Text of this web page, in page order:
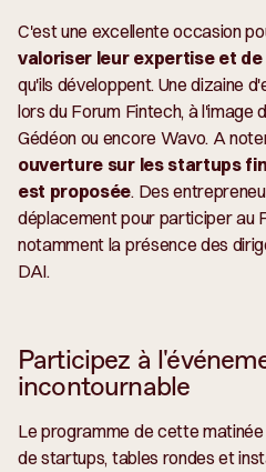
C'est une excellente occasion
valoriser leur expertise et
qu'ils développent. Une dizaine
lors du Forum Fintech, à l'image
Gédéon ou encore Wavo. A
ouverture sur les startups
est proposée. Des
déplacement pour participer au
notamment la présence des
DAI.
Participez à
incontournable
Le programme de cette
de startups, tables rondes et